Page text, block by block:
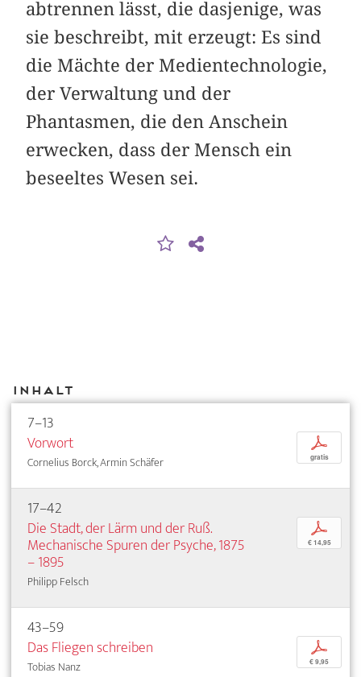
abtrennen lässt, die dasjenige, was
sie beschreibt, mit erzeugt: Es sind
die Mächte der Medientechnologie,
der Verwaltung und der
Phantasmen, die den Anschein
erwecken, dass der Mensch ein
beseeltes Wesen sei.
Inhalt
7–13
Vorwort
Cornelius Borck, Armin Schäfer
p
gratis
17–42
Die Stadt, der Lärm und der Ruß.
Mechanische Spuren der Psyche, 1875
– 1895
Philipp Felsch
p
€ 14,95
43–59
Das Fliegen schreiben
Tobias Nanz
p
€ 9,95